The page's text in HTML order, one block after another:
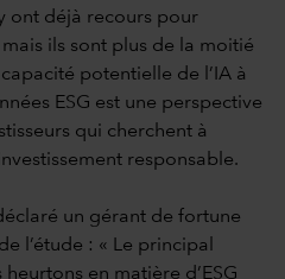
ont déjà recours pour
ils sont plus de la moitié
potentielle de l’IA à
ESG est une perspective
qui cherchent à
responsable.
un gérant de fortune
l’étude : « Le principal
en matière d’ESG